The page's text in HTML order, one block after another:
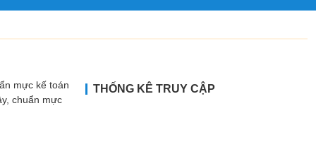
mực kế toán
chuẩn mực
THỐNG KÊ TRUY CẬP